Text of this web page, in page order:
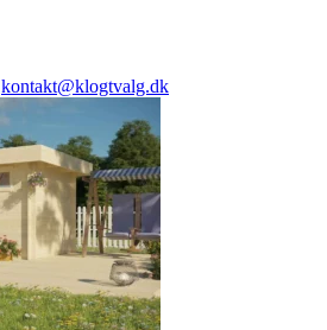
kontakt@klogtvalg.dk